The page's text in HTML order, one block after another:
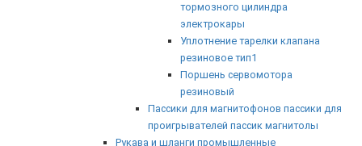
тормозного цилиндра
электрокары
Уплотнение тарелки клапана
резиновое тип1
Поршень сервомотора
резиновый
Пассики для магнитофонов пассики для
проигрывателей пассик магнитолы
Рукава и шланги промышленные